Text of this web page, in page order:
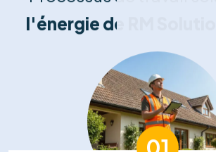
Nos clients nous font
commentaires